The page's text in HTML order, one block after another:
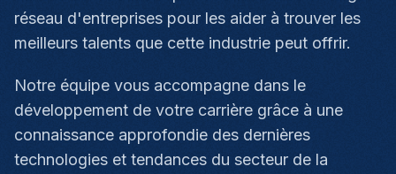
réseau d'entreprises pour les aider à trouver les
meilleurs talents que cette industrie peut offrir.
Notre équipe vous accompagne dans le
développement de votre carrière grâce à une
connaissance approfondie des dernières
technologies et tendances du secteur de la